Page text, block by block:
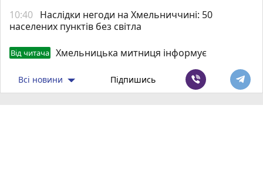
10:40 Наслідки негоди на Хмельниччині: 50
населених пунктів без світла
Від читача Хмельницька митниця інформує
Всі новини Підпишись